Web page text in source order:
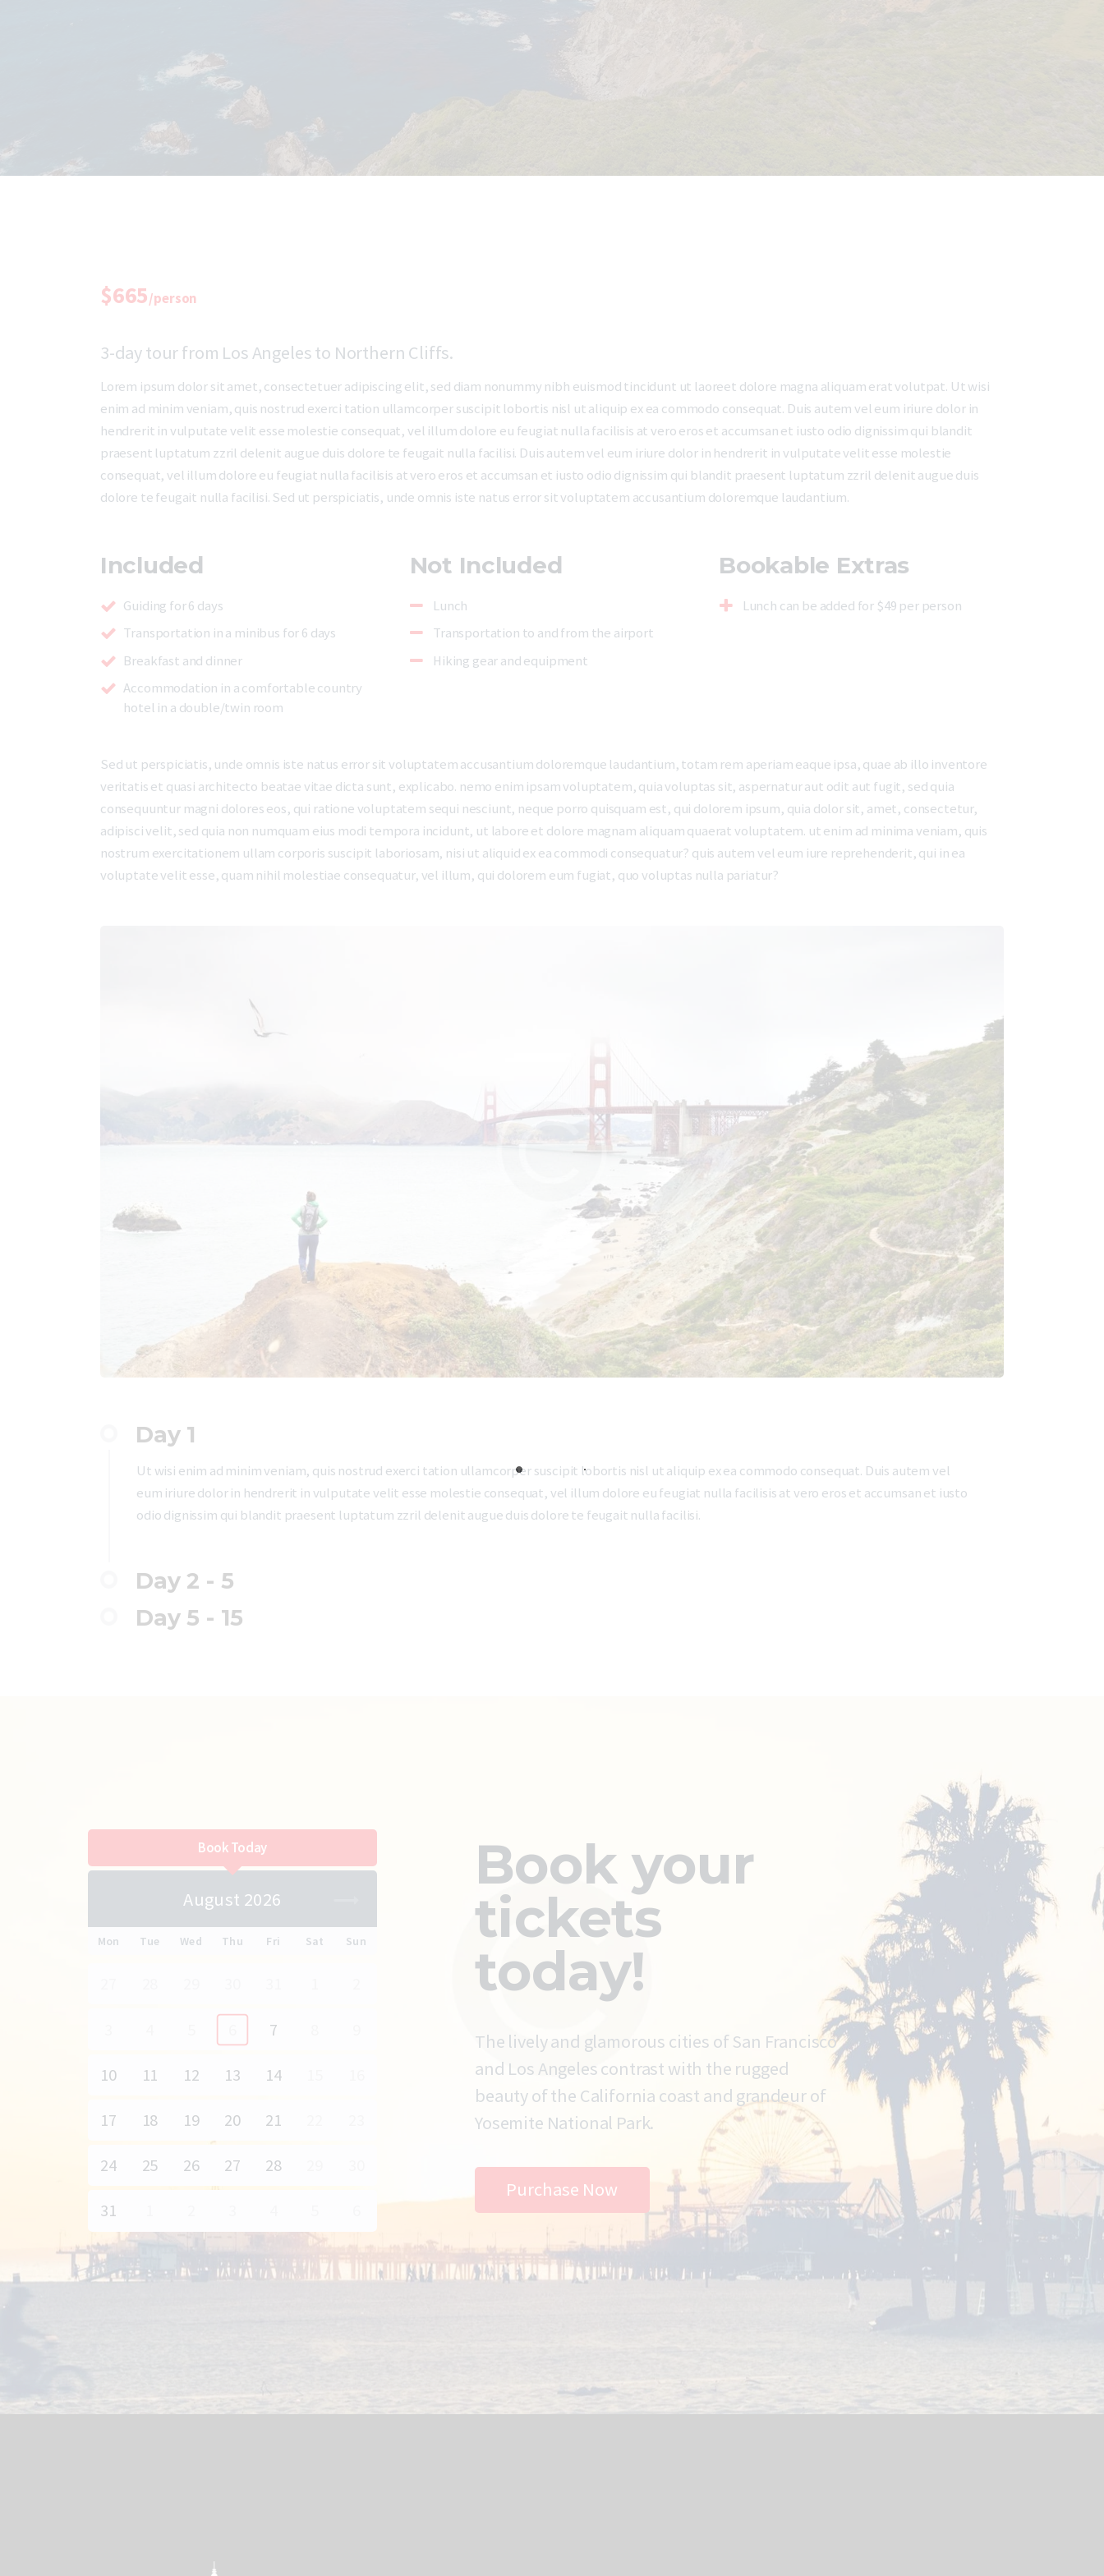
$665/person
3-day tour from Los Angeles to Northern Cliffs.
Lorem ipsum dolor sit amet, consectetuer adipiscing elit, sed diam nonummy nibh euismod tincidunt ut laoreet dolore magna aliquam erat volutpat. Ut wisi
enim ad minim veniam, quis nostrud exerci tation ullamcorper suscipit lobortis nisl ut aliquip ex ea commodo consequat. Duis autem vel eum iriure dolor in
hendrerit in vulputate velit esse molestie consequat, vel illum dolore eu feugiat nulla facilisis at vero eros et accumsan et iusto odio dignissim qui blandit
praesent luptatum zzril delenit augue duis dolore te feugait nulla facilisi. Duis autem vel eum iriure dolor in hendrerit in vulputate velit esse molestie
consequat, vel illum dolore eu feugiat nulla facilisis at vero eros et accumsan et iusto odio dignissim qui blandit praesent luptatum zzril delenit augue duis
dolore te feugait nulla facilisi. Sed ut perspiciatis, unde omnis iste natus error sit voluptatem accusantium doloremque laudantium.
Included
Guiding for 6 days
Transportation in a minibus for 6 days
Breakfast and dinner
Accommodation in a comfortable country
hotel in a double/twin room
Not Included
Lunch
Transportation to and from the airport
Hiking gear and equipment
Bookable Extras
Lunch can be added for $49 per person
Sed ut perspiciatis, unde omnis iste natus error sit voluptatem accusantium doloremque laudantium, totam rem aperiam eaque ipsa, quae ab illo inventore
veritatis et quasi architecto beatae vitae dicta sunt, explicabo. nemo enim ipsam voluptatem, quia voluptas sit, aspernatur aut odit aut fugit, sed quia
consequuntur magni dolores eos, qui ratione voluptatem sequi nesciunt, neque porro quisquam est, qui dolorem ipsum, quia dolor sit, amet, consectetur,
adipisci velit, sed quia non numquam eius modi tempora incidunt, ut labore et dolore magnam aliquam quaerat voluptatem. ut enim ad minima veniam, quis
nostrum exercitationem ullam corporis suscipit laboriosam, nisi ut aliquid ex ea commodi consequatur? quis autem vel eum iure reprehenderit, qui in ea
voluptate velit esse, quam nihil molestiae consequatur, vel illum, qui dolorem eum fugiat, quo voluptas nulla pariatur?
Day 1
Ut wisi enim ad minim veniam, quis nostrud exerci tation ullamcorper suscipit lobortis nisl ut aliquip ex ea commodo consequat. Duis autem vel
eum iriure dolor in hendrerit in vulputate velit esse molestie consequat, vel illum dolore eu feugiat nulla facilisis at vero eros et accumsan et iusto
odio dignissim qui blandit praesent luptatum zzril delenit augue duis dolore te feugait nulla facilisi.
Day 2 - 5
Day 5 - 15
Book Today
August 2026
Mon Tue Wed Thu Fri Sat Sun
7
10 11 12 13 14
17 18 19 20 21
24 25 26 27 28
31
Book your
tickets
today!
The lively and glamorous cities of San Francisco
and Los Angeles contrast with the rugged
beauty of the California coast and grandeur of
Yosemite National Park.
Purchase Now